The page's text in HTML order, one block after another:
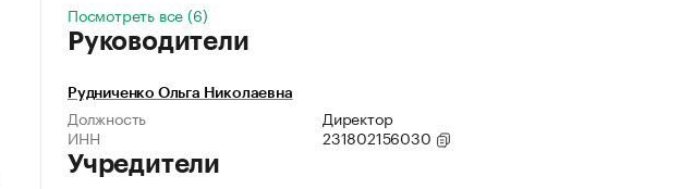
Посмотреть все (6)
Руководители
Рудниченко Ольга Николаевна
Должность
Директор
ИНН
231802156030
Учредители